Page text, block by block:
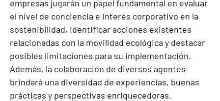
empresas jugarán un papel fundamental en evaluar
el nivel de conciencia e interés corporativo en la
sostenibilidad, identificar acciones existentes
relacionadas con la movilidad ecológica y destacar
posibles limitaciones para su implementación.
Además, la colaboración de diversos agentes
brindará una diversidad de experiencias, buenas
prácticas y perspectivas enriquecedoras.